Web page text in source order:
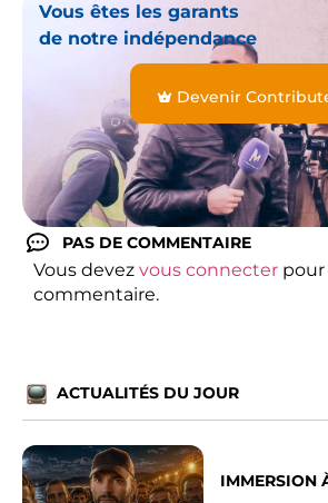
Vous êtes les garants
de notre indépendance
Devenir
PAS DE COMMENTAIRE
Vous devez vous connecter
commentaire.
ACTUALITÉS DU JOUR
IMMERSION